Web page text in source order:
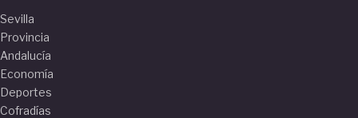
Sevilla
Provincia
Andalucía
Economía
Deportes
Cofradías